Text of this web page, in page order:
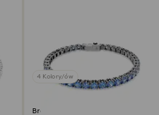
4 Kolory/ów
Bransoletka Tennis Matrix